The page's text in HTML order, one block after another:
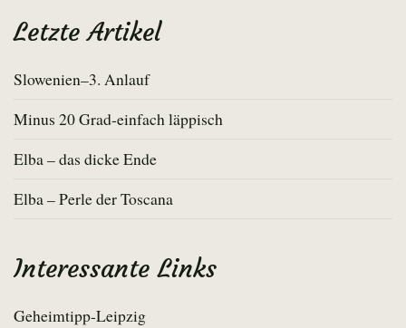
Letzte Artikel
Slowenien–3. Anlauf
Minus 20 Grad-einfach läppisch
Elba – das dicke Ende
Elba – Perle der Toscana
Interessante Links
Geheimtipp-Leipzig